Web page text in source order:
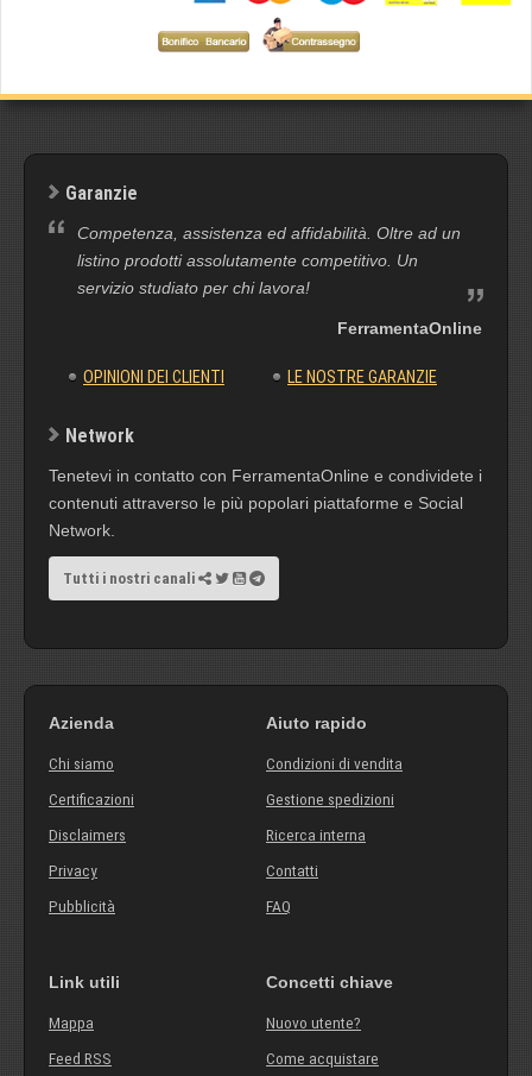
Garanzie
Competenza, assistenza ed affidabilità. Oltre ad un
listino prodotti assolutamente competitivo. Un
servizio studiato per chi lavora!
FerramentaOnline
OPINIONI DEI CLIENTI LE NOSTRE GARANZIE
Network
Tenetevi in contatto con FerramentaOnline e condividete i
contenuti attraverso le più popolari piattaforme e Social
Network.
Tutti i nostri canali
Azienda
Chi siamo
Certificazioni
Disclaimers
Privacy
Pubblicità
Aiuto rapido
Condizioni di vendita
Gestione spedizioni
Ricerca interna
Contatti
FAQ
Link utili
Mappa
Feed RSS
Concetti chiave
Nuovo utente?
Come acquistare